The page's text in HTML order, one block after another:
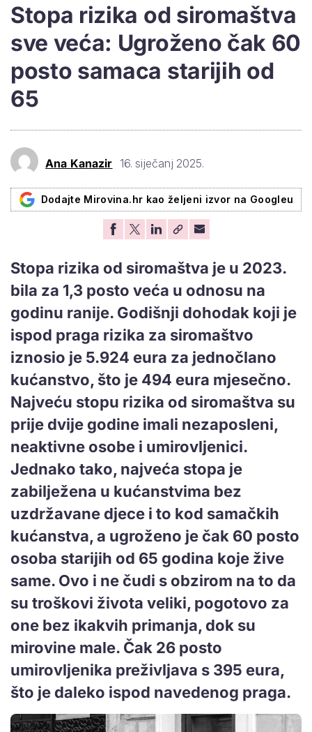
Stopa rizika od siromaštva
sve veća: Ugroženo čak 60
posto samaca starijih od
65
Ana Kanazir 16. siječanj 2025.
Dodajte Mirovina.hr kao željeni izvor na Googleu
Stopa rizika od siromaštva je u 2023.
bila za 1,3 posto veća u odnosu na
godinu ranije. Godišnji dohodak koji je
ispod praga rizika za siromaštvo
iznosio je 5.924 eura za jednočlano
kućanstvo, što je 494 eura mjesečno.
Najveću stopu rizika od siromaštva su
prije dvije godine imali nezaposleni,
neaktivne osobe i umirovljenici.
Jednako tako, najveća stopa je
zabilježena u kućanstvima bez
uzdržavane djece i to kod samačkih
kućanstva, a ugroženo je čak 60 posto
osoba starijih od 65 godina koje žive
same. Ovo i ne čudi s obzirom na to da
su troškovi života veliki, pogotovo za
one bez ikakvih primanja, dok su
mirovine male. Čak 26 posto
umirovljenika preživljava s 395 eura,
što je daleko ispod navedenog praga.